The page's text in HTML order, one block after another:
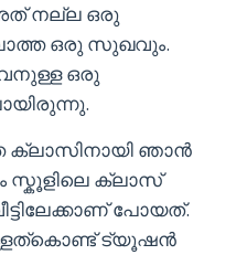
നല്ല ഒരു
ഒരു സുഖവും.
ഒരു
ക്ലാസിനായി ഞാൻ
സ്കൂളിലെ ക്ലാസ്
പോയത്.
ട്യൂഷൻ